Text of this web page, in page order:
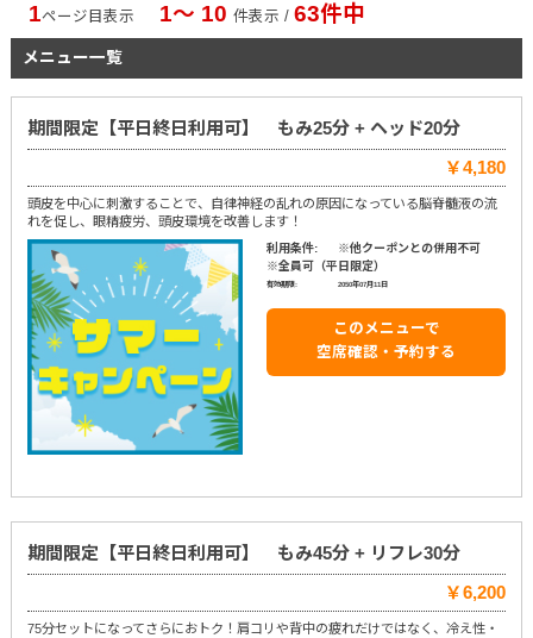
1ページ目表示 1〜 10 件表示 / 63件中
メニュー一覧
期間限定【平日終日利用可】 もみ25分 + ヘッド20分
￥4,180
頭皮を中心に刺激することで、自律神経の乱れの原因になっている脳脊髄液の流
れを促し、眼精疲労、頭皮環境を改善します！
利用条件:
※他クーポンとの併用不可
※全員可（平日限定）
有効期限: 2050年07月11日
このメニューで
空席確認・予約する
期間限定【平日終日利用可】 もみ45分 + リフレ30分
￥6,200
75分セットになってさらにおトク！肩コリや背中の疲れだけではなく、冷え性・